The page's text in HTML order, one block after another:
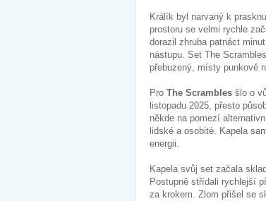
Králík byl narvaný k
prostoru se velmi rychle
dorazil zhruba patnáct
nástupu. Set The
přebuzený, místy punkově
Pro The Scrambles šlo o
listopadu 2025, přesto
někde na pomezí
lidské a osobité. Kapela
energii.
Kapela svůj set začala
Postupně střídali rychlejší
za krokem. Zlom přišel se